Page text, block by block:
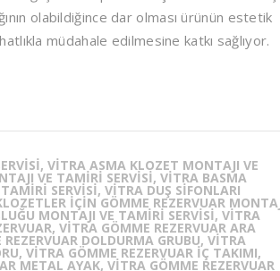
olabildiğince dar olması ürünün estetik
müdahale edilmesine katkı sağlıyor.
VITRA ASMA KLOZET MONTAJI VE
VE TAMIRI SERVISI, VITRA BASMA
SERVISI, VITRA DUŞ SIFONLARI
IÇIN GÖMME REZERVUAR
MONTAJI VE TAMIRI SERVISI, VITRA
VITRA GÖMME REZERVUAR ARA
DOLDURMA GRUBU, VITRA
VITRA GÖMME REZERVUAR IÇ TAKIMI,
METAL AYAK, VITRA GÖMME REZERVUAR